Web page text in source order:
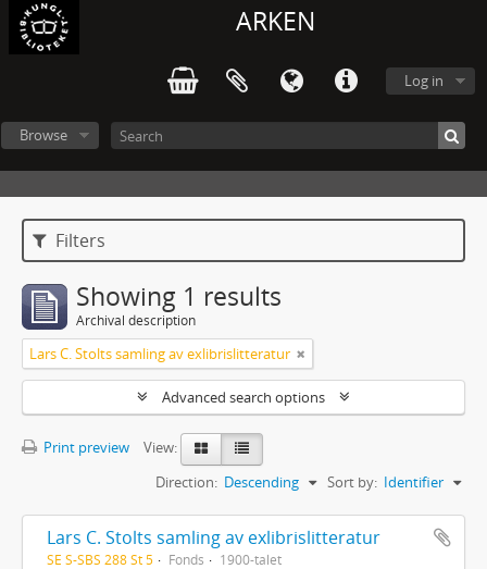
ARKEN
Log in
Browse
Filters
Showing 1 results
Archival description
Lars C. Stolts samling av exlibrislitteratur
Advanced search options
Print preview
View:
Sort by: Identifier
Direction: Descending
Lars C. Stolts samling av exlibrislitteratur
SE S-SBS 288 St 5 Fonds 1900-talet